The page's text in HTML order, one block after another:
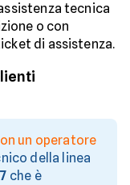
tecnica
o con
di assistenza.
un operatore
della linea
che è